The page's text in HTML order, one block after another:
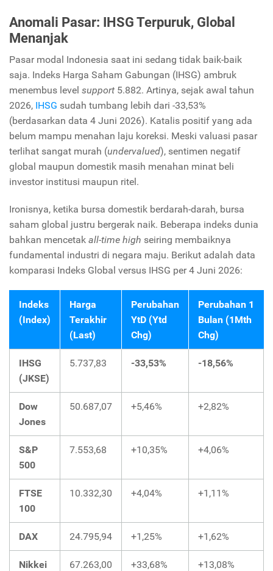
Anomali Pasar: IHSG Terpuruk, Global
Menanjak
Pasar modal Indonesia saat ini sedang tidak baik-baik
saja. Indeks Harga Saham Gabungan (IHSG) ambruk
menembus level support 5.882. Artinya, sejak awal tahun
2026, IHSG sudah tumbang lebih dari -33,53%
(berdasarkan data 4 Juni 2026). Katalis positif yang ada
belum mampu menahan laju koreksi. Meski valuasi pasar
terlihat sangat murah (undervalued), sentimen negatif
global maupun domestik masih menahan minat beli
investor institusi maupun ritel.
Ironisnya, ketika bursa domestik berdarah-darah, bursa
saham global justru bergerak naik. Beberapa indeks dunia
bahkan mencetak all-time high seiring membaiknya
fundamental industri di negara maju. Berikut adalah data
komparasi Indeks Global versus IHSG per 4 Juni 2026:
Indeks
(Index)
Harga
Terakhir
(Last)
Perubahan
YtD (Ytd
Chg)
Perubahan 1
Bulan (1Mth
Chg)
IHSG
(JKSE)
5.737,83 -33,53% -18,56%
Dow
Jones
50.687,07 +5,46% +2,82%
S&P
500
7.553,68 +10,35% +4,06%
FTSE
100
10.332,30 +4,04% +1,11%
DAX 24.795,94 +1,25% +1,62%
Nikkei
67.263,00 +33,68% +13,08%